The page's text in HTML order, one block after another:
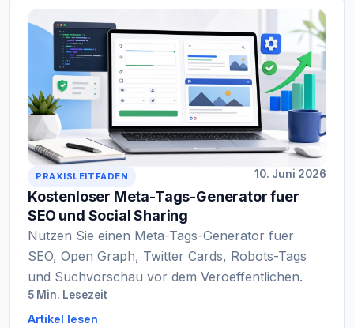
PRAXISLEITFADEN 10. Juni 2026
Kostenloser Meta-Tags-Generator fuer
SEO und Social Sharing
Nutzen Sie einen Meta-Tags-Generator fuer
SEO, Open Graph, Twitter Cards, Robots-Tags
und Suchvorschau vor dem Veroeffentlichen.
5 Min. Lesezeit
Artikel lesen